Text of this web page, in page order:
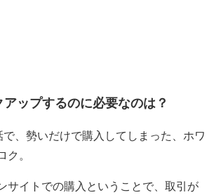
ップするのに必要なのは？
、勢いだけで購入してしまった、ホワ
。
サイトでの購入ということで、取引が